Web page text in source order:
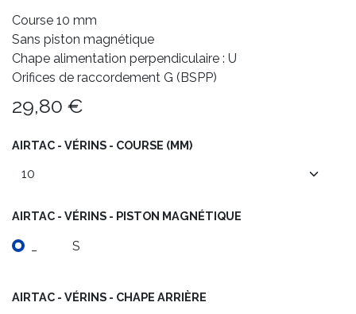
Course 10 mm
Sans piston magnétique
Chape alimentation perpendiculaire : U
Orifices de raccordement G (BSPP)
29,80 €
AIRTAC - VÉRINS - COURSE (MM)
AIRTAC - VÉRINS - PISTON MAGNÉTIQUE
S
AIRTAC - VÉRINS - CHAPE ARRIÈRE